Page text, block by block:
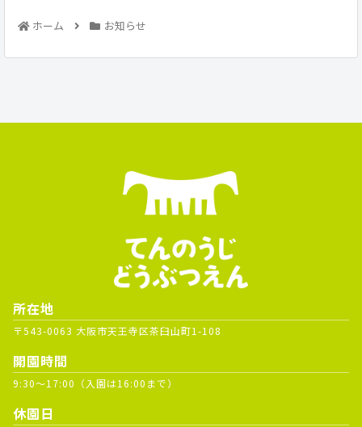
ホーム お知らせ
所在地
〒543-0063 大阪市天王寺区茶臼山町1-108
開園時間
9:30～17:00（入園は16:00まで）
休園日